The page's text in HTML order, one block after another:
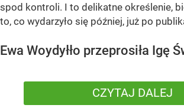
spod kontroli. I to delikatne określenie,
to, co wydarzyło się później, już po
Ewa Woydyłło przeprosiła Igę
CZYTAJ DALEJ